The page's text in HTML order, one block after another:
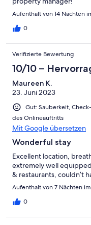
Aufenthalt von 14 Nächten
0
Verifizierte Bewertung
10/10 –
Maureen K.
23. Juni 2023
Gut: Sauberkeit,
des Onlineauftritts
Mit Google übersetzen
Wonderful stay
Excellent location,
extremely well
& restaurants, couldn’t
Aufenthalt von 7 Nächten
0